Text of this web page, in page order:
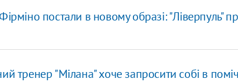
постали в новому образі: "Ліверпуль"
тренер "Мілана" хоче запросити собі в